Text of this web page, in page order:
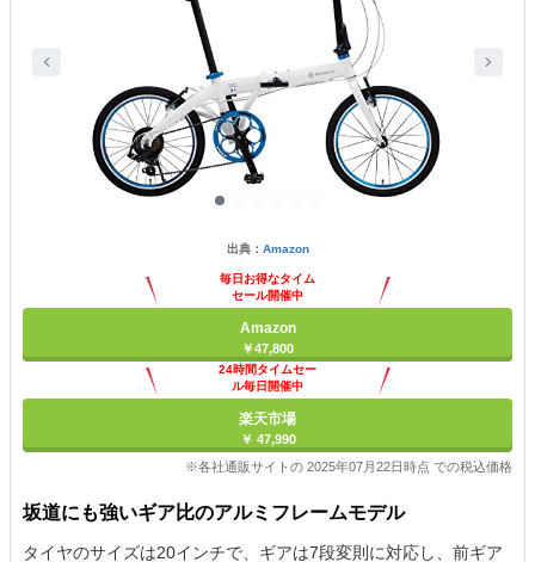
出典： Amazon
毎日お得なタイム
セール開催中
Amazon
￥47,800
24時間タイムセー
ル毎日開催中
楽天市場
￥ 47,990
※各社通販サイトの 2025年07月22日時点 での税込価格
坂道にも強いギア比のアルミフレームモデル
タイヤのサイズは20インチで、ギアは7段変則に対応し、前ギア